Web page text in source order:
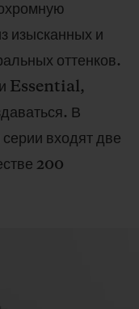
изысканных и
оттенков.
Essential,
В
входят две
200